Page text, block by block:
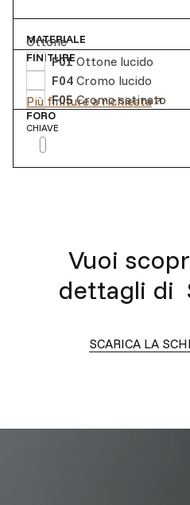
MATERIALE
Ottone
FINITURE
F01 Ottone lucido
F04 Cromo lucido
F05 Cromo satinato
Più finiture a richiesta
FORO
CHIAVE
Vuoi
dettagli di
SCARICA LA